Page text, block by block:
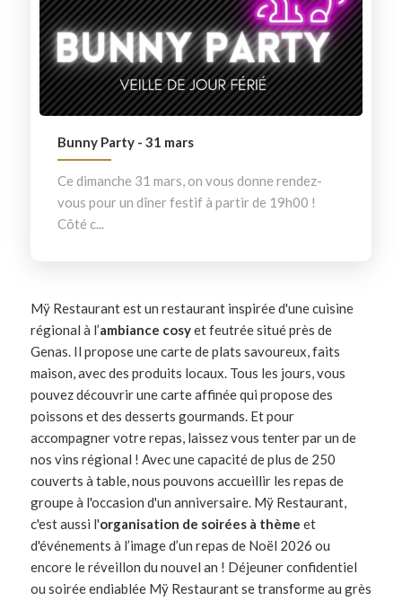
Bunny Party - 31 mars
Ce dimanche 31 mars, on vous donne rendez-
vous pour un dîner festif à partir de 19h00 !
Côté c...
Mÿ Restaurant est un restaurant inspirée d'une cuisine
régional à l’ambiance cosyet feutrée situé près de
Genas. Il propose une carte de plats savoureux, faits
maison, avec des produits locaux. Tous les jours, vous
pouvez découvrir une carte affinée qui propose des
poissons et des desserts gourmands. Et pour
accompagner votre repas, laissez vous tenter par un de
nos vins régional ! Avec une capacité de plus de 250
couverts à table, nous pouvons accueillir les repas de
groupe à l'occasion d'un anniversaire. Mÿ Restaurant,
c'est aussi l'organisation de soirées à thème et
d'événements à l’image d’un repas de Noël 2026 ou
encore le réveillon du nouvel an ! Déjeuner confidentiel
ou soirée endiablée Mÿ Restaurant se transforme au grès